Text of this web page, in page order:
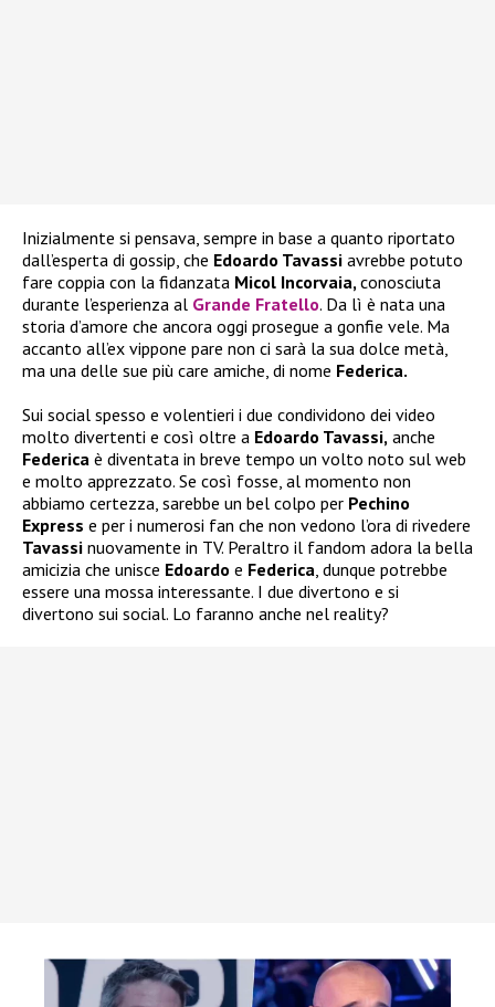
Inizialmente si pensava, sempre in base a quanto riportato
dall’esperta di gossip, che Edoardo Tavassi avrebbe potuto
fare coppia con la fidanzata Micol Incorvaia, conosciuta
durante l’esperienza al Grande Fratello. Da lì è nata una
storia d’amore che ancora oggi prosegue a gonfie vele. Ma
accanto all’ex vippone pare non ci sarà la sua dolce metà,
ma una delle sue più care amiche, di nome Federica.
Sui social spesso e volentieri i due condividono dei video
molto divertenti e così oltre a Edoardo Tavassi, anche
Federica è diventata in breve tempo un volto noto sul web
e molto apprezzato. Se così fosse, al momento non
abbiamo certezza, sarebbe un bel colpo per Pechino
Express e per i numerosi fan che non vedono l’ora di rivedere
Tavassi nuovamente in TV. Peraltro il fandom adora la bella
amicizia che unisce Edoardo e Federica , dunque potrebbe
essere una mossa interessante. I due divertono e si
divertono sui social. Lo faranno anche nel reality?